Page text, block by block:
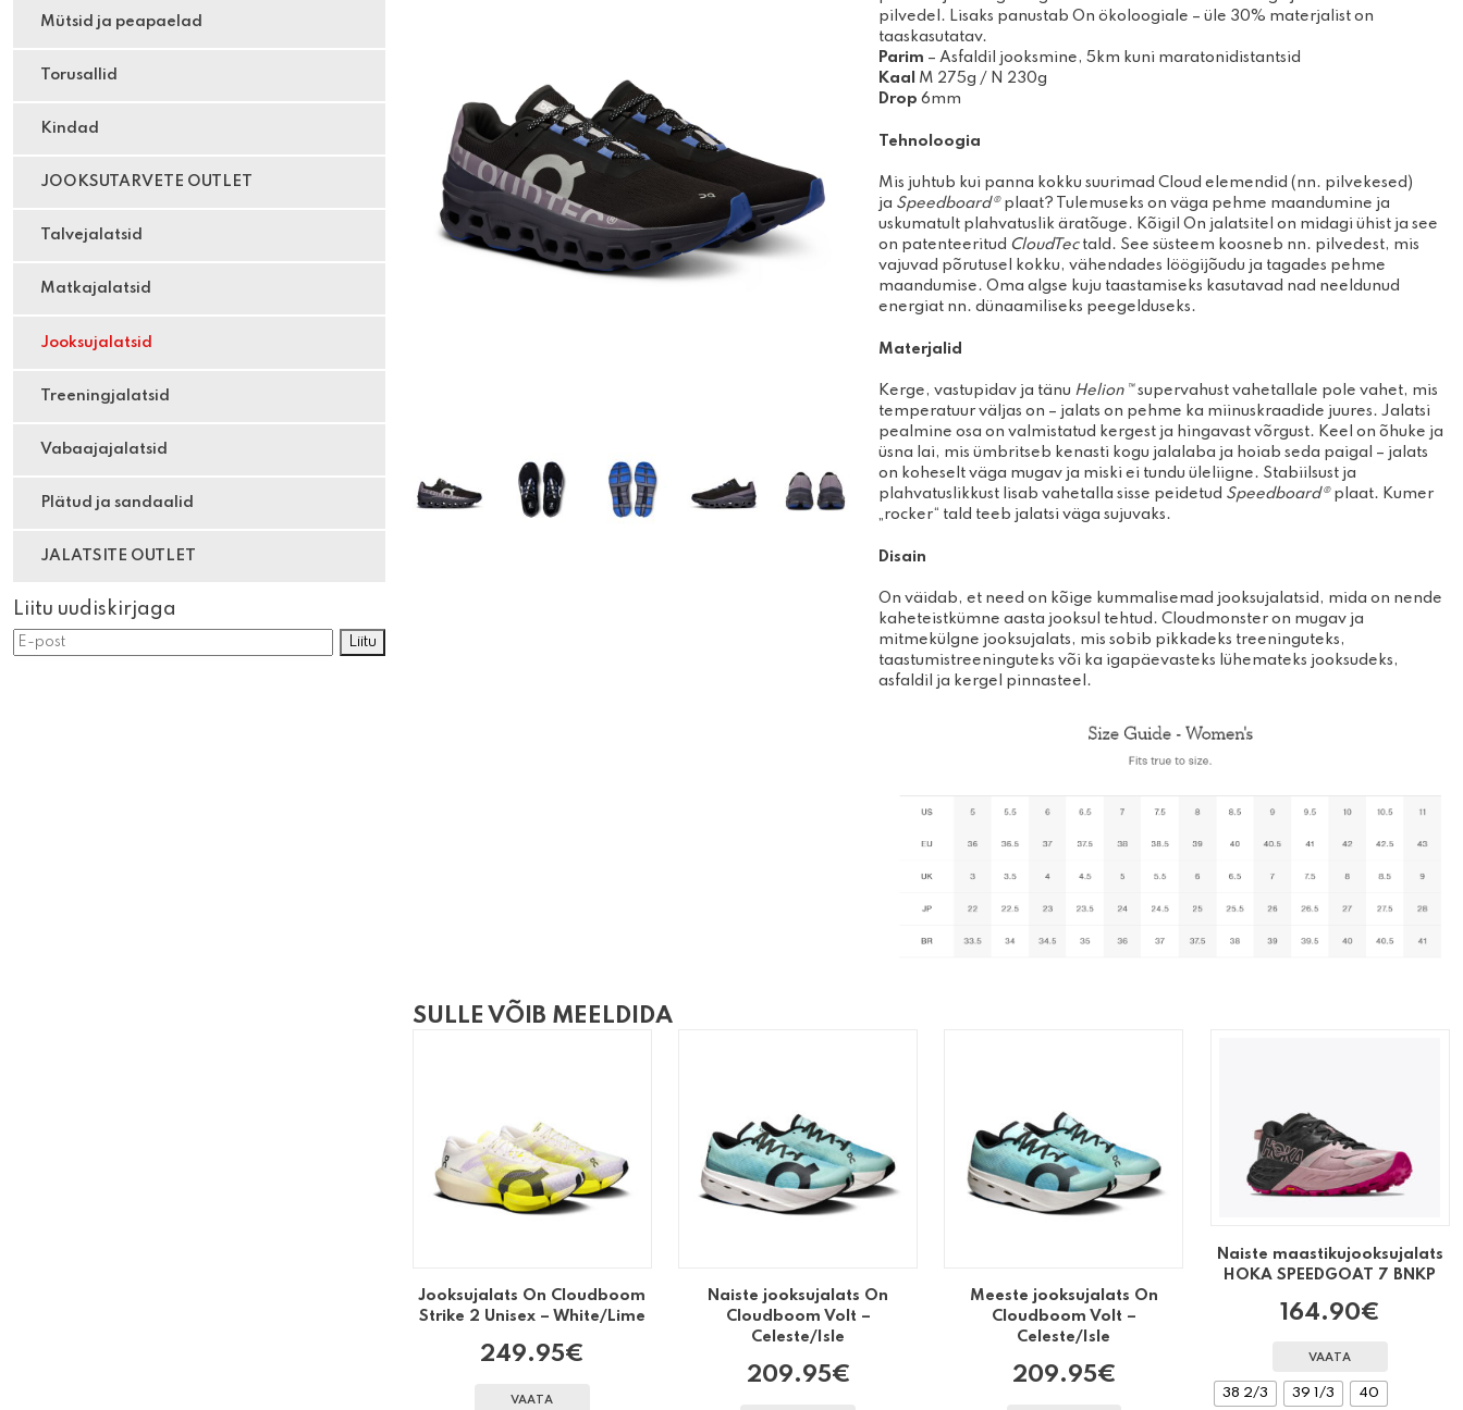
Prillid
Kindad
Võimlemise- ja
joogitooted
Massaažirullid
Mütsid ja peapaelad
Torusallid
Kindad
JOOKSUTARVETE OUTLET
Talvejalatsid
Matkajalatsid
Jooksujalatsid
Treeningjalatsid
Vabaajajalatsid
Plätud ja sandaalid
JALATSITE OUTLET
Liitu uudiskirjaga
Liitu
pilvedel. Lisaks panustab On ökoloogiale – üle 30% materjalist on
taaskasutatav.
Parim – Asfaldil jooksmine, 5km kuni maratonidistantsid
Kaal
M 275g / N 230g
Drop 6mm
Tehnoloogia
Mis juhtub kui panna kokku suurimad Cloud elemendid (nn. pilvekesed)
ja Speedboard®plaat? Tulemuseks on väga pehme maandumine ja
uskumatult plahvatuslik äratõuge. Kõigil On jalatsitel on midagi ühist ja see
on patenteeritud CloudTectald. See süsteem koosneb nn. pilvedest, mis
vajuvad põrutusel kokku, vähendades löögijõudu ja tagades pehme
maandumise. Oma algse kuju taastamiseks kasutavad nad neeldunud
energiat nn. dünaamiliseks peegelduseks.
Materjalid
Kerge, vastupidav ja tänu Helion™supervahust vahetallale pole vahet, mis
temperatuur väljas on – jalats on pehme ka miinuskraadide juures. Jalatsi
pealmine osa on valmistatud kergest ja hingavast võrgust. Keel on õhuke ja
üsna lai, mis ümbritseb kenasti kogu jalalaba ja hoiab seda paigal – jalats
on koheselt väga mugav ja miski ei tundu üleliigne. Stabiilsust ja
plahvatuslikkust lisab vahetalla sisse peidetud Speedboard®plaat. Kumer
„rocker“ tald teeb jalatsi väga sujuvaks.
Disain
On väidab, et need on kõige kummalisemad jooksujalatsid, mida on nende
kaheteistkümne aasta jooksul tehtud. Cloudmonster on mugav ja
mitmekülgne jooksujalats, mis sobib pikkadeks treeninguteks,
taastumistreeninguteks või ka igapäevasteks lühemateks jooksudeks,
asfaldil ja kergel pinnasteel.
SULLE VÕIB MEELDIDA
Jooksujalats On Cloudboom
Strike 2 Unisex – White/Lime
249.95€
VAATA
Naiste jooksujalats On
Cloudboom Volt –
Celeste/Isle
209.95€
Meeste jooksujalats On
Cloudboom Volt –
Celeste/Isle
209.95€
Naiste maastikujooksujalats
HOKA SPEEDGOAT 7 BNKP
164.90€
VAATA
38 2/3 39 1/3 40